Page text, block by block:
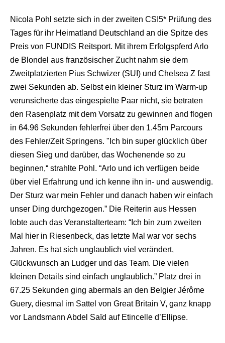
Nicola Pohl setzte sich in der zweiten CSI5* Prüfung des
Tages für ihr Heimatland Deutschland an die Spitze des
Preis von FUNDIS Reitsport. Mit ihrem Erfolgspferd Arlo
de Blondel aus französischer Zucht nahm sie dem
Zweitplatzierten Pius Schwizer (SUI) und Chelsea Z fast
zwei Sekunden ab. Selbst ein kleiner Sturz im Warm-up
verunsicherte das eingespielte Paar nicht, sie betraten
den Rasenplatz mit dem Vorsatz zu gewinnen and flogen
in 64.96 Sekunden fehlerfrei über den 1.45m Parcours
des Fehler/Zeit Springens. "Ich bin super glücklich über
diesen Sieg und darüber, das Wochenende so zu
beginnen,“ strahlte Pohl. “Arlo und ich verfügen beide
über viel Erfahrung und ich kenne ihn in- und auswendig.
Der Sturz war mein Fehler und danach haben wir einfach
unser Ding durchgezogen.” Die Reiterin aus Hessen
lobte auch das Veranstalterteam: “Ich bin zum zweiten
Mal hier in Riesenbeck, das letzte Mal war vor sechs
Jahren. Es hat sich unglaublich viel verändert,
Glückwunsch an Ludger und das Team. Die vielen
kleinen Details sind einfach unglaublich.” Platz drei in
67.25 Sekunden ging abermals an den Belgier Jérôme
Guery, diesmal im Sattel von Great Britain V, ganz knapp
vor Landsmann Abdel Saïd auf Etincelle d’Ellipse.